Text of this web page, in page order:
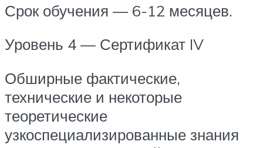
Срок обучения — 6-12 месяцев.
Уровень 4 — Сертификат IV
Обширные фактические,
технические и некоторые
теоретические
узкоспециализированные знания